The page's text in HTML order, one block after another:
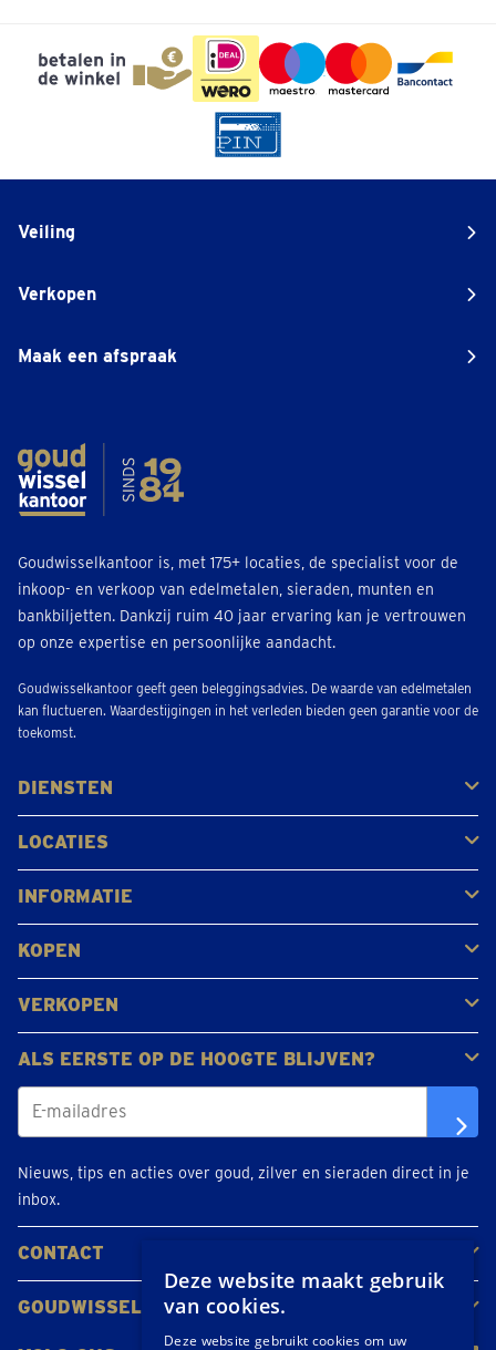
Afspraak inplannen
Sint-Lievenspoortstraat 305
Bel 092 - 33 45 54
Afspraak inplannen
Gent Sint Denijs Westrem
Bel 093966325
Afspraak inplannen
Geraardsbergen
Grotestraat 56
Sluit binnenkort• Open tot 17:30
Bel 054-895108
Afspraak inplannen
Rue de la blanche borne 2C
Sluit binnenkort• Open tot 17:30
Bel 071499059
Afspraak inplannen
Veiling
Verkopen
Maak een afspraak
Goudwisselkantoor is, met 175+ locaties, de specialist voor de
inkoop- en verkoop van edelmetalen, sieraden, munten en
bankbiljetten. Dankzij ruim 40 jaar ervaring kan je vertrouwen
op onze expertise en persoonlijke aandacht.
Goudwisselkantoor geeft geen beleggingsadvies. De waarde van edelmetalen
kan fluctueren. Waardestijgingen in het verleden bieden geen garantie voor de
toekomst.
DIENSTEN
Kopen
Verkopen
Veilen
LOCATIES
Antwerpen
Brugge
Kapellen
Leuven
Mol
Schilde
Sint-Niklaas
Bekijk alle locaties
INFORMATIE
Veelgestelde vragen
Klantbeoordelingen
KOPEN
Goud kopen
Platina en palladium kopen
Zilver kopen
VERKOPEN
Gouden juwelen
Gouden munten
Gouden staven
ALS EERSTE OP DE HOOGTE BLIJVEN?
Nieuws, tips en acties over goud, zilver en sieraden direct in je
inbox.
CONTACT
Neem contact op
Maak een afspraak
Locaties
GOUDWISSELKANTOOR
Deze website maakt gebruik
van cookies.
Deze website gebruikt cookies om uw